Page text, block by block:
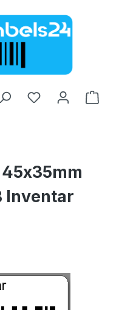
Inventar